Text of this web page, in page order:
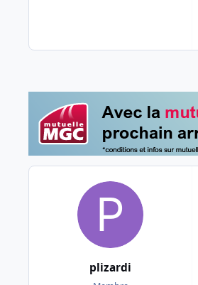
plizardi